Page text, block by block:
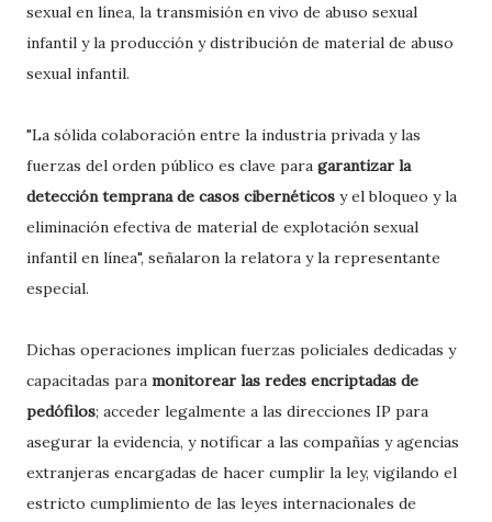
sexual en línea, la transmisión en vivo de abuso sexual
infantil y la producción y distribución de material de abuso
sexual infantil.
"La sólida colaboración entre la industria privada y las
fuerzas del orden público es clave para garantizar la
detección temprana de casos cibernéticos y el bloqueo y la
eliminación efectiva de material de explotación sexual
infantil en línea", señalaron la relatora y la representante
especial.
Dichas operaciones implican fuerzas policiales dedicadas y
capacitadas para monitorear las redes encriptadas de
pedófilos; acceder legalmente a las direcciones IP para
asegurar la evidencia, y notificar a las compañías y agencias
extranjeras encargadas de hacer cumplir la ley, vigilando el
estricto cumplimiento de las leyes internacionales de